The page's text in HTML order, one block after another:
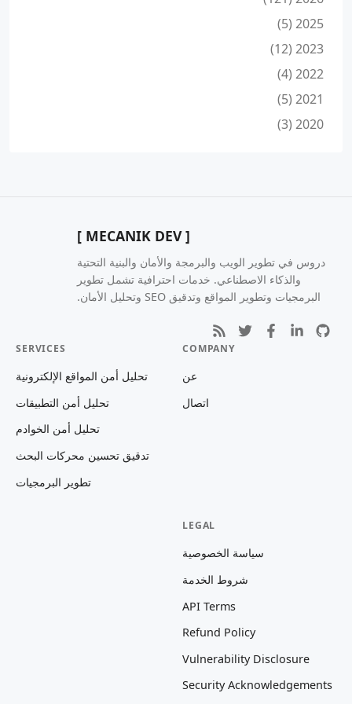
2025 (5)
2023 (12)
2022 (4)
2021 (5)
2020 (3)
[ MECANIK DEV ]
دروس في تطوير الويب والبرمجة والأمان والبنية التحتية
والذكاء الاصطناعي. خدمات احترافية تشمل تطوير
البرمجيات وتطوير المواقع وتدقيق SEO وتحليل الأمان.
COMPANY
عن
اتصال
SERVICES
تحليل أمن المواقع الإلكترونية
تحليل أمن التطبيقات
تحليل أمن الخوادم
تدقيق تحسين محركات البحث
تطوير البرمجيات
LEGAL
سياسة الخصوصية
شروط الخدمة
API Terms
Refund Policy
Vulnerability Disclosure
Security Acknowledgements